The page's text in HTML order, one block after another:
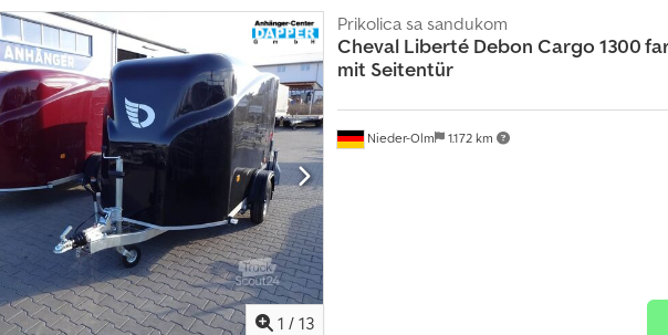
1 / 13
Nieder-Olm 1.172 km
Prikolica sa sandukom
Cheval Liberté Debon Cargo 1300
mit Seitentür